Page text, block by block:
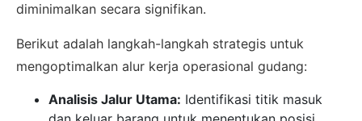
diminimalkan secara signifikan.
Berikut adalah langkah-langkah strategis untuk
mengoptimalkan alur kerja operasional gudang:
Analisis Jalur Utama: Identifikasi titik masuk